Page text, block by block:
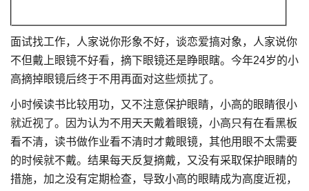
面试找工作，人家说你形象不好，谈恋爱搞对象，人家说你
不但戴上眼镜不好看，摘下眼镜还是睁眼瞎。今年24岁的小
高摘掉眼镜后终于不用再面对这些烦扰了。
小时候读书比较用功，又不注意保护眼睛，小高的眼睛很小
就近视了。因为认为不用天天戴着眼镜，小高只有在看黑板
看不清，读书做作业看不清时才戴眼镜，其他用眼不太需要
的时候就不戴。结果每天反复摘戴，又没有采取保护眼睛的
措施，加之没有定期检查，导致小高的眼睛成为高度近视，